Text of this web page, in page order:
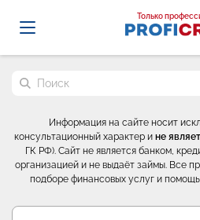
Probrokery - Только
Только
Поиск по сайту
Информация на сайте носит
консультационный характер и не
ГК РФ). Сайт не является банком,
организацией и не выдаёт займы. Все
подборе финансовых услуг и